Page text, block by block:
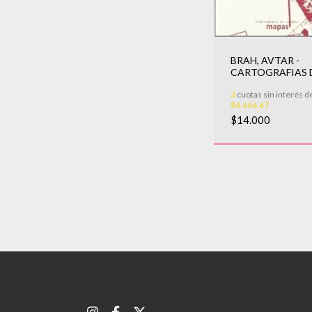
BRAH, AVTAR -
CARTOGRAFIAS
3 cuotas sin interés
$4.666,67
$14.000